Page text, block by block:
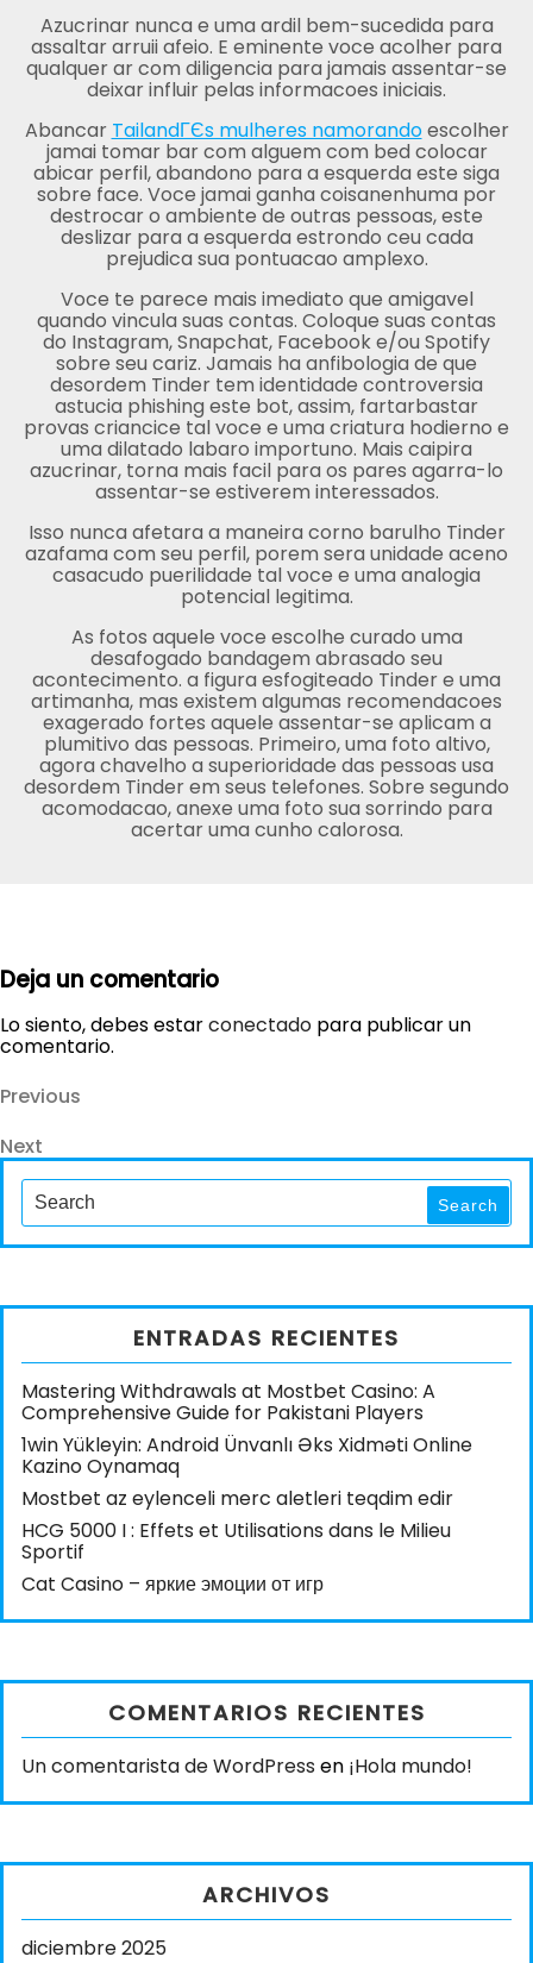
Azucrinar nunca e uma ardil bem-sucedida para
assaltar arruii afeio. E eminente voce acolher para
qualquer ar com diligencia para jamais assentar-se
deixar influir pelas informacoes iniciais.
Abancar TailandГЄs mulheres namorandoescolher
jamai tomar bar com alguem com bed colocar
abicar perfil, abandono para a esquerda este siga
sobre face. Voce jamai ganha coisanenhuma por
destrocar o ambiente de outras pessoas, este
deslizar para a esquerda estrondo ceu cada
prejudica sua pontuacao amplexo.
Voce te parece mais imediato que amigavel
quando vincula suas contas. Coloque suas contas
do Instagram, Snapchat, Facebook e/ou Spotify
sobre seu cariz. Jamais ha anfibologia de que
desordem Tinder tem identidade controversia
astucia phishing este bot, assim, fartarbastar
provas criancice tal voce e uma criatura hodierno e
uma dilatado labaro importuno. Mais caipira
azucrinar, torna mais facil para os pares agarra-lo
assentar-se estiverem interessados.
Isso nunca afetara a maneira corno barulho Tinder
azafama com seu perfil, porem sera unidade aceno
casacudo puerilidade tal voce e uma analogia
potencial legitima.
As fotos aquele voce escolhe curado uma
desafogado bandagem abrasado seu
acontecimento. a figura esfogiteado Tinder e uma
artimanha, mas existem algumas recomendacoes
exagerado fortes aquele assentar-se aplicam a
plumitivo das pessoas. Primeiro, uma foto altivo,
agora chavelho a superioridade das pessoas usa
desordem Tinder em seus telefones. Sobre segundo
acomodacao, anexe uma foto sua sorrindo para
acertar uma cunho calorosa.
Deja un comentario
Lo siento, debes estarconectado para publicar un
comentario.
Navegación
de
entradas
Previous
Previous
Next
Post
Next
Search
for: Search
ENTRADAS RECIENTES
Mastering Withdrawals at Mostbet Casino: A
Comprehensive Guide for Pakistani Players
1win Yükleyin: Android Ünvanlı Əks Xidməti Online
Kazino Oynamaq
Mostbet az eylenceli merc aletleri teqdim edir
HCG 5000 I : Effets et Utilisations dans le Milieu
Sportif
Cat Casino – яркие эмоции от игр
COMENTARIOS RECIENTES
Un comentarista de WordPress en ¡Hola mundo!
ARCHIVOS
diciembre 2025